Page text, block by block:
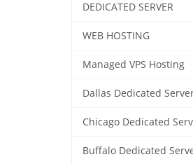
DEDICATED SERVER
WEB HOSTING
Managed VPS Hosting
Dallas Dedicated
Chicago Dedicated
Buffalo Dedicated